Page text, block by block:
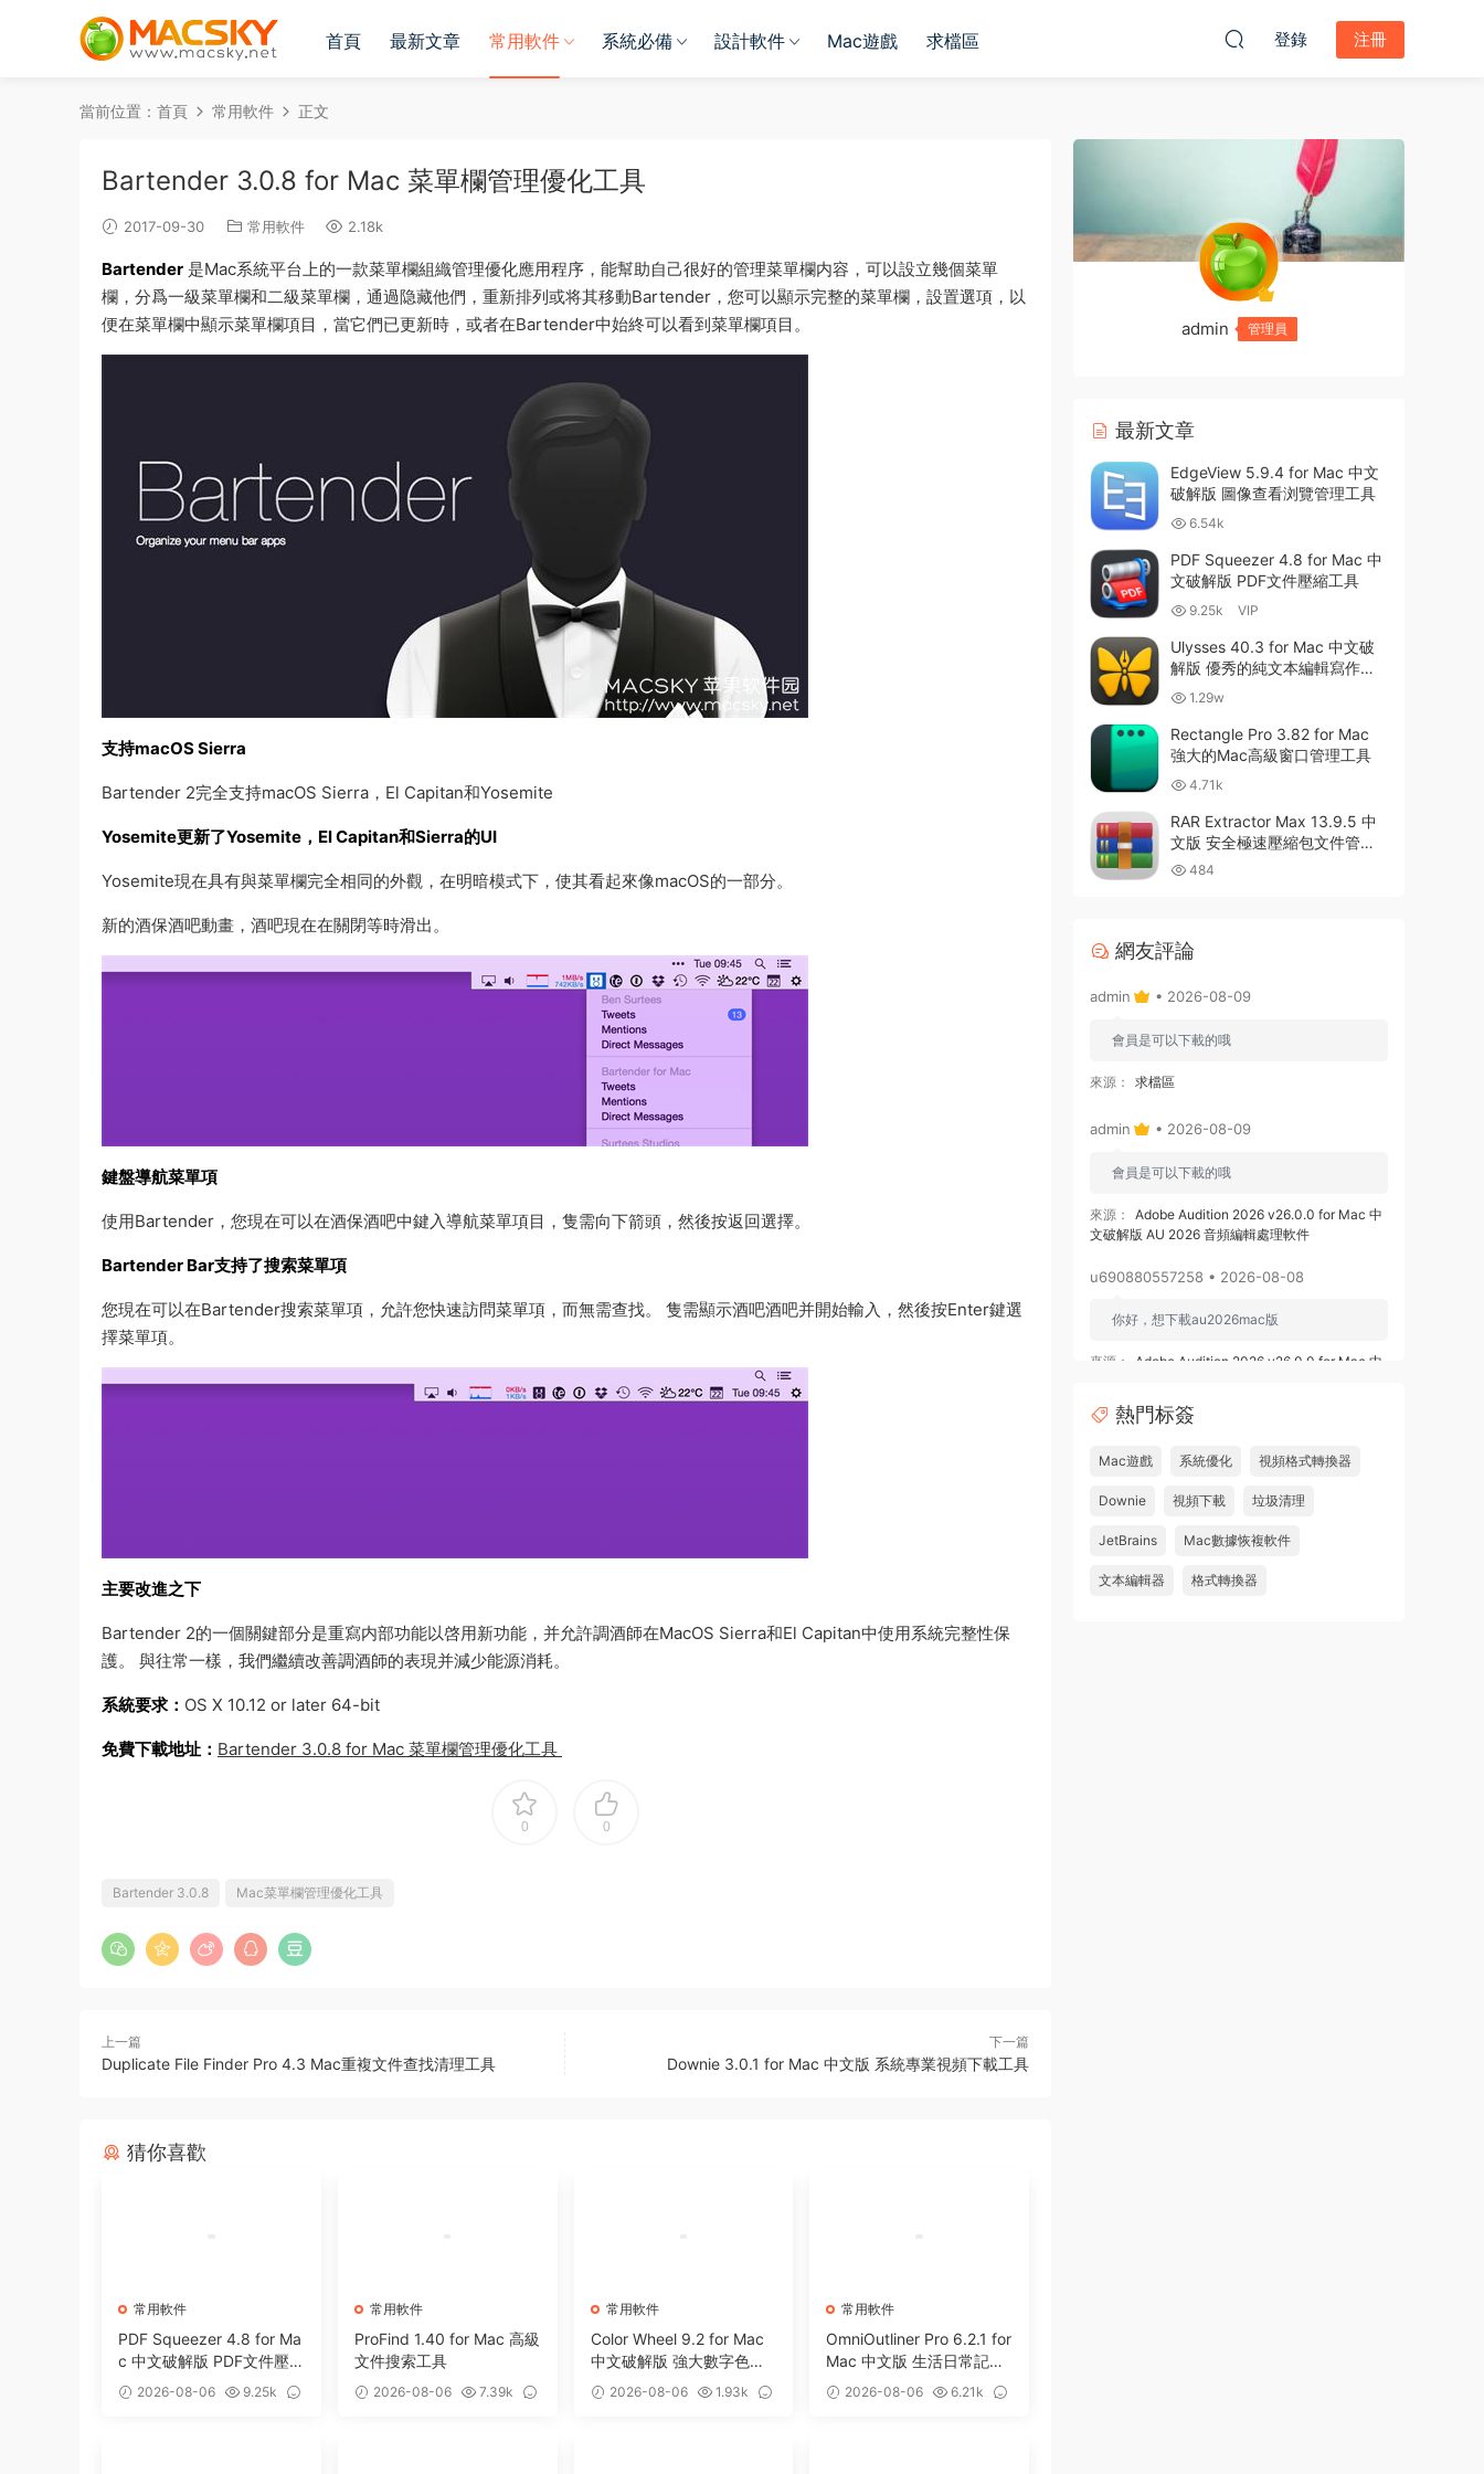
首頁 最新文章 常用軟件 系統必備 設計軟件 Mac遊戲 求檔區 登錄 注冊
當前位置： 首頁 常用軟件 正文
Bartender 3.0.8 for Mac 菜單欄管理優化工具
2017-09-30 常用軟件 2.18k
Bartender 是Mac系統平台上的一款菜單欄組織管理優化應用程序，能幫助自己很好的管理菜單欄内容，可以設立幾個菜單
欄，分爲一級菜單欄和二級菜單欄，通過隐藏他們，重新排列或将其移動Bartender，您可以顯示完整的菜單欄，設置選項，以
便在菜單欄中顯示菜單欄項目，當它們已更新時，或者在Bartender中始終可以看到菜單欄項目。
支持macOS Sierra
Bartender 2完全支持macOS Sierra，El Capitan和Yosemite
Yosemite更新了Yosemite，El Capitan和Sierra的UI
Yosemite現在具有與菜單欄完全相同的外觀，在明暗模式下，使其看起來像macOS的一部分。
新的酒保酒吧動畫，酒吧現在在關閉等時滑出。
鍵盤導航菜單項
使用Bartender，您現在可以在酒保酒吧中鍵入導航菜單項目，隻需向下箭頭，然後按返回選擇。
Bartender Bar支持了搜索菜單項
您現在可以在Bartender搜索菜單項，允許您快速訪問菜單項，而無需查找。 隻需顯示酒吧酒吧并開始輸入，然後按Enter鍵選
擇菜單項。
主要改進之下
Bartender 2的一個關鍵部分是重寫内部功能以啓用新功能，并允許調酒師在MacOS Sierra和El Capitan中使用系統完整性保
護。 與往常一樣，我們繼續改善調酒師的表現并減少能源消耗。
系統要求： OS X 10.12 or later 64-bit
免費下載地址： Bartender 3.0.8 for Mac 菜單欄管理優化工具
0 0
Bartender 3.0.8 Mac菜單欄管理優化工具
上一篇
Duplicate File Finder Pro 4.3 Mac重複文件查找清理工具
下一篇
Downie 3.0.1 for Mac 中文版 系統專業視頻下載工具
猜你喜歡
常用軟件
PDF Squeezer 4.8 for Ma
c 中文破解版 PDF文件壓
縮工具
2026-08-06
9.25k
常用軟件
ProFind 1.40 for Mac 高級
文件搜索工具
2026-08-06
7.39k
常用軟件
Color Wheel 9.2 for Mac
中文破解版 強大數字色輪
工具2026-08-06
1.93k
常用軟件
OmniOutliner Pro 6.2.1 for
Mac 中文版 生活日常記錄
軟件2026-08-06
6.21k
admin 管理員
最新文章
EdgeView 5.9.4 for Mac 中文
破解版 圖像查看浏覽管理工具
6.54k
PDF Squeezer 4.8 for Mac 中
文破解版 PDF文件壓縮工具
9.25k VIP
Ulysses 40.3 for Mac 中文破
解版 優秀的純文本編輯寫作軟
件 1.29w
Rectangle Pro 3.82 for Mac
強大的Mac高級窗口管理工具
4.71k
RAR Extractor Max 13.9.5 中
文版 安全極速壓縮包文件管理
器 484
網友評論
admin • 2026-08-09
會員是可以下載的哦
來源： 求檔區
admin • 2026-08-09
會員是可以下載的哦
來源：
Adobe Audition 2026 v26.0.0 for Mac 中
文破解版 AU 2026 音頻編輯處理軟件
u690880557258 • 2026-08-08
你好，想下載au2026mac版
來源：
Adobe Audition 2026 v26.0.0 for Mac 中
u878525109508 • 2026-08-08
求 ishot pro 2.6.8破解版
來源： 求檔區
熱門标簽
Mac遊戲 系統優化 視頻格式轉換器
Downie 視頻下載 垃圾清理
JetBrains Mac數據恢複軟件
文本編輯器 格式轉換器